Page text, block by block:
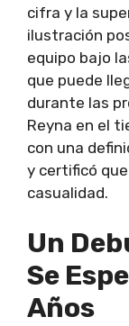
cifra y la
ilustración
equipo bajo
que puede
durante las
Reyna en el
con una
y certificó
casualidad.
Un
Se
Años